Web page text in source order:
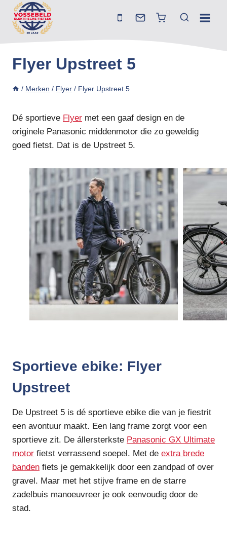
Doorgaan
naar
inhoud
Flyer Upstreet 5
/ Merken / Flyer / Flyer Upstreet 5
Dé sportieve Flyer met een gaaf design en de
originele Panasonic middenmotor die zo geweldig
goed fietst. Dat is de Upstreet 5.
Sportieve ebike: Flyer
Upstreet
De Upstreet 5 is dé sportieve ebike die van je fiestrit
een avontuur maakt. Een lang frame zorgt voor een
sportieve zit. De állersterkste Panasonic GX Ultimate
motor fietst verrassend soepel. Met de extra brede
banden fiets je gemakkelijk door een zandpad of over
gravel. Maar met het stijve frame en de starre
zadelbuis manoeuvreer je ook eenvoudig door de
stad.